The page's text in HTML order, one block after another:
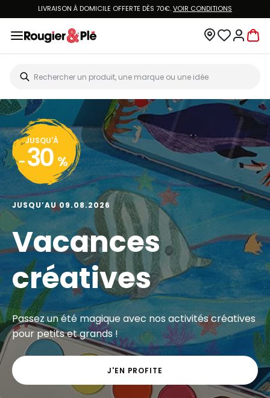
LIVRAISON À DOMICILE OFFERTE DÈS 70€.VOIR CONDITIONS
JUSQU'À
- 30 %
JUSQU’AU 09.08.2026
Vacances
créatives
Passez un été magique avec nos activités créatives
pour petits et grands !
J'EN PROFITE